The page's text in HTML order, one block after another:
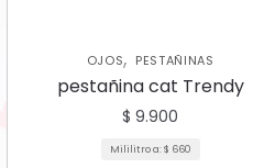
OJOS, PESTAÑINAS
pestañina cat Trendy
$ 9.900
Mililitro a:$ 660